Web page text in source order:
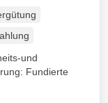
und
Fundierte